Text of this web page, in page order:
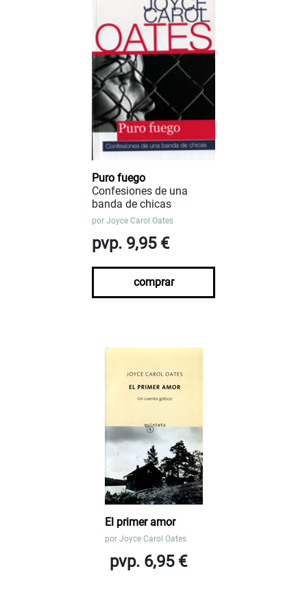
Puro fuego
Confesiones de una
banda de chicas
por Joyce Carol Oates
pvp. 9,95 €
comprar
El primer amor
por Joyce Carol Oates
pvp. 6,95 €